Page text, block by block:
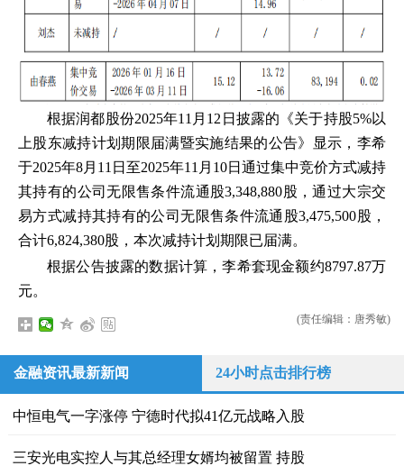
根据润都股份2025年11月12日披露的《关于持股5%以
上股东减持计划期限届满暨实施结果的公告》显示，李希
于2025年8月11日至2025年11月10日通过集中竞价方式减持
其持有的公司无限售条件流通股3,348,880股，通过大宗交
易方式减持其持有的公司无限售条件流通股3,475,500股，
合计6,824,380股，本次减持计划期限已届满。
根据公告披露的数据计算，李希套现金额约8797.87万
元。
(责任编辑：唐秀敏)
金融资讯最新新闻 24小时点击排行榜
中恒电气一字涨停 宁德时代拟41亿元战略入股
三安光电实控人与其总经理女婿均被留置 持股